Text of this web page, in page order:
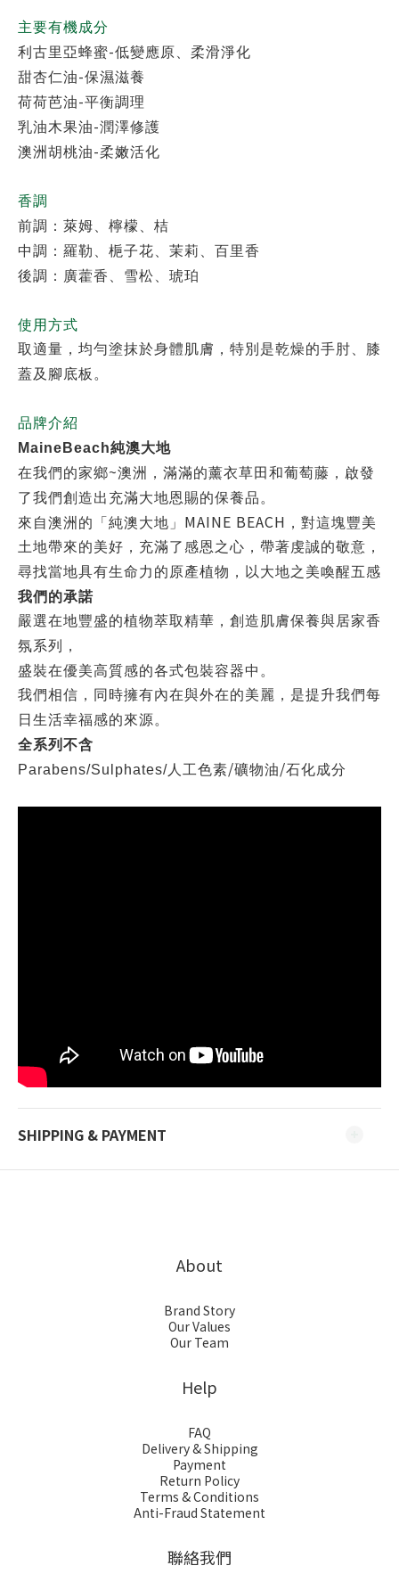
主要有機成分
利古里亞蜂蜜-低變應原、柔滑淨化
甜杏仁油-保濕滋養
荷荷芭油-平衡調理
乳油木果油-潤澤修護
澳洲胡桃油-柔嫩活化
香調
前調：萊姆、檸檬、桔
中調：羅勒、梔子花、茉莉、百里香
後調：廣藿香、雪松、琥珀
使用方式
取適量，均勻塗抹於身體肌膚，特別是乾燥的手肘、膝
蓋及腳底板。
品牌介紹
MaineBeach純澳大地
在我們的家鄉~澳洲，滿滿的薰衣草田和葡萄藤，啟發
了我們創造出充滿大地恩賜的保養品。
來自澳洲的「純澳大地」 MAINE BEACH ，對這塊豐美
土地帶來的美好，充滿了感恩之心，帶著虔誠的敬意，
尋找當地具有生命力的原產植物，以大地之美喚醒五感
我們的承諾
嚴選在地豐盛的植物萃取精華，創造肌膚保養與居家香
氛系列，
盛裝在優美高質感的各式包裝容器中。
我們相信，同時擁有內在與外在的美麗，是提升我們每
日生活幸福感的來源。
全系列不含
Parabens/Sulphates/ 人工色素/礦物油/石化成分
SHIPPING & PAYMENT
About
Brand Story
Our Values
Our Team
Help
FAQ
Delivery & Shipping
Payment
Return Policy
Terms & Conditions
Anti-Fraud Statement
聯絡我們